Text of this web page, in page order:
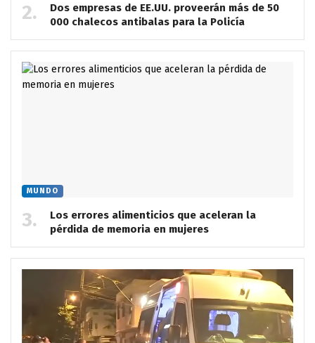
Dos empresas de EE.UU. proveerán más de 50
000 chalecos antibalas para la Policía
MUNDO
Los errores alimenticios que aceleran la
pérdida de memoria en mujeres